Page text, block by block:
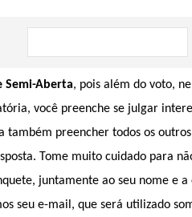
Semi-Aberta, pois além do voto,
você preenche se julgar
também preencher todos os
Tome muito cuidado para
juntamente ao seu nome e
seu e-mail, que será utilizado